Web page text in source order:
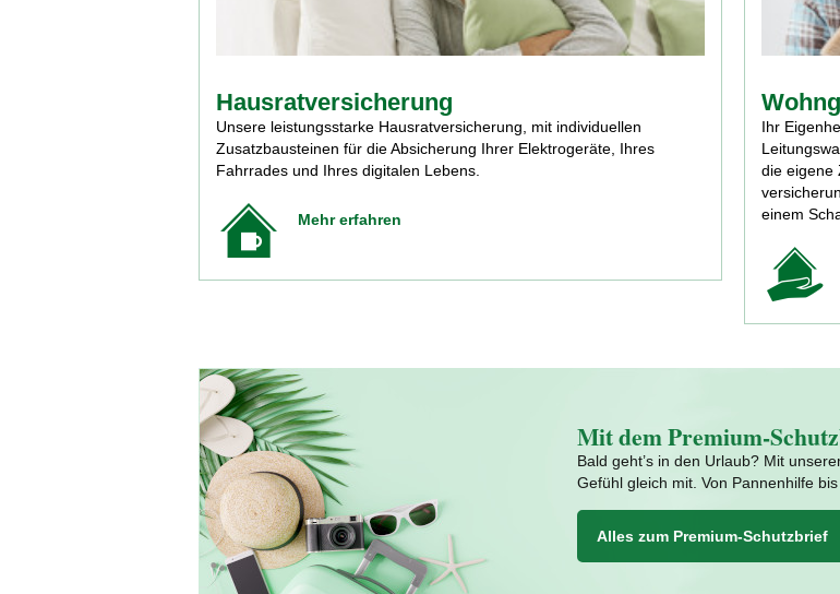
Hausratversicherung
Unsere leistungsstarke Hausratversicherung, mit individuellen
Zusatzbausteinen für die Absicherung Ihrer Elektrogeräte, Ihres
Fahrrades und Ihres digitalen Lebens.
Mehr erfahren
Ihr
die eigene
einem
Mit dem Premium-
Bald geht’s in den Urlaub? Mit
Gefühl gleich mit. Von Pannenhilfe
Alles zum Premium-Schutzbrief